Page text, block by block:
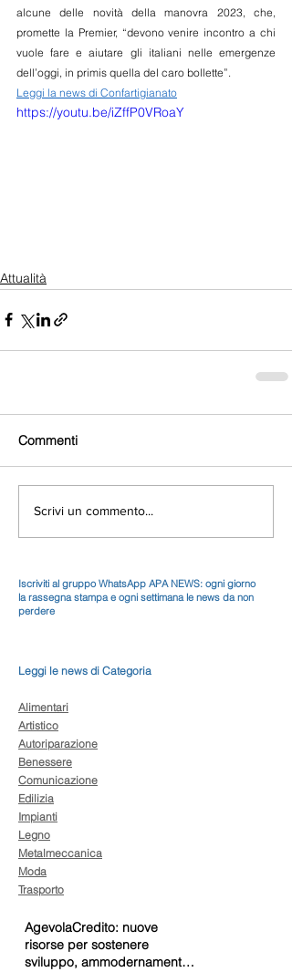
alcune delle novità della manovra 2023, che,
promette la Premier, “devono venire incontro a chi
vuole fare e aiutare gli italiani nelle emergenze
dell’oggi, in primis quella del caro bollette”.
Leggi la news di Confartigianato
https://youtu.be/iZffP0VRoaY
Attualità
Commenti
Scrivi un commento...
Iscriviti al gruppo WhatsApp APA NEWS: ogni giorno
la rassegna stampa e ogni settimana le news da non
perdere
Leggi le news di Categoria
Alimentari
Artistico
Autoriparazione
Benessere
Comunicazione
Edilizia
Impianti
Legno
Metalmeccanica
Moda
Trasporto
AgevolaCredito: nuove
risorse per sostenere
sviluppo, ammodernamento